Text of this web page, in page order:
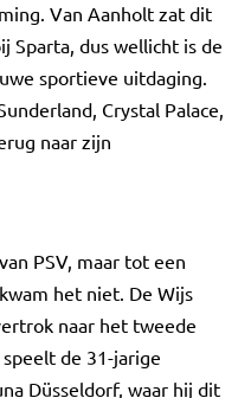
Van Aanholt zat dit
Sparta, dus wellicht is de
sportieve uitdaging.
Crystal Palace,
naar zijn
PSV, maar tot een
het niet. De Wijs
naar het tweede
de 31-jarige
Düsseldorf, waar hij dit